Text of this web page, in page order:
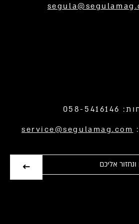
service@segulamag.com